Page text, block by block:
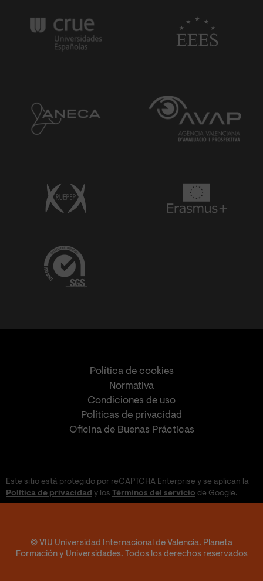
Política de cookies
Normativa
Condiciones de uso
Políticas de privacidad
Oficina de Buenas Prácticas
Este sitio está protegido por reCAPTCHA Enterprise y se aplican la
Política de privacidad y los Términos del servicio de Google.
© VIU Universidad Internacional de Valencia. Planeta
Formación y Universidades. Todos los derechos reservados